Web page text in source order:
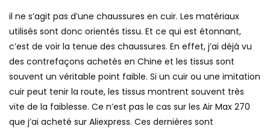
il ne s’agit pas d’une chaussures en cuir. Les matériaux
utilisés sont donc orientés tissu. Et ce qui est étonnant,
c’est de voir la tenue des chaussures. En effet, j’ai déjà vu
des contrefaçons achetés en Chine et les tissus sont
souvent un véritable point faible. Si un cuir ou une imitation
cuir peut tenir la route, les tissus montrent souvent très
vite de la faiblesse. Ce n’est pas le cas sur les Air Max 270
que j’ai acheté sur Aliexpress. Ces dernières sont